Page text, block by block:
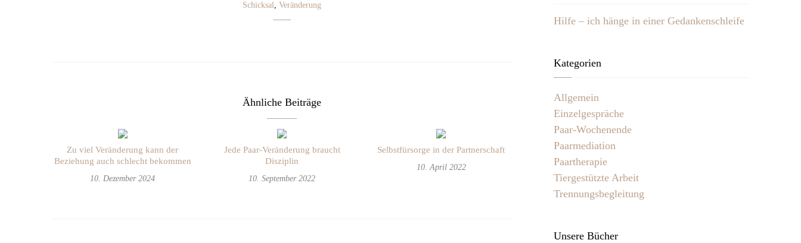
Schicksal
,Veränderung
Ähnliche Beiträge
Zu viel Veränderung kann der
Beziehung auch schlecht bekommen
10. Dezember 2024
Jede Paar-Veränderung braucht
Disziplin
10. September 2022
Selbstfürsorge in der Partnerschaft
10. April 2022
Hilfe – ich hänge in einer Gedankenschleife
Kategorien
Allgemein
Einzelgespräche
Paar-Wochenende
Paarmediation
Paartherapie
Tiergestützte Arbeit
Trennungsbegleitung
Unsere Bücher